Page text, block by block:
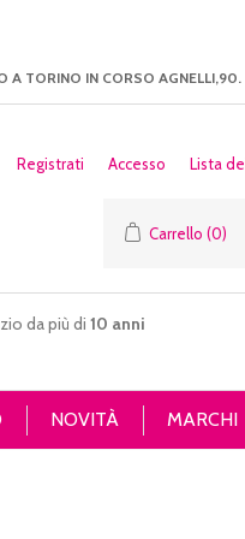
A TORINO IN CORSO AGNELLI,90.
Registrati Accesso Lista
Carrello (0)
da più di 10 anni
NOVITÀ MARCHI